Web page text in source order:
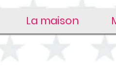
La maison